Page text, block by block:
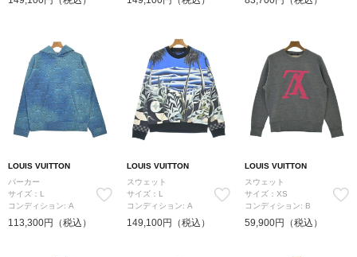
LOUIS VUITTON
パーカー
サイズ：L
コンディション: A
113,300円（税込）
LOUIS VUITTON
スウェット
サイズ：L
コンディション: A
149,100円（税込）
LOUIS VUITTON
スウェット
サイズ：XS
コンディション: B
59,900円（税込）